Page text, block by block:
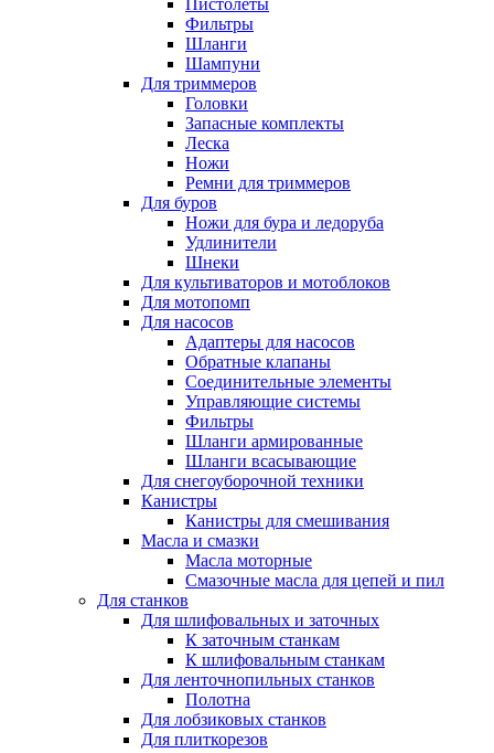
Пистолеты
Фильтры
Шланги
Шампуни
Для триммеров
Головки
Запасные комплекты
Леска
Ножи
Ремни для триммеров
Для буров
Ножи для бура и ледоруба
Удлинители
Шнеки
Для культиваторов и мотоблоков
Для мотопомп
Для насосов
Адаптеры для насосов
Обратные клапаны
Соединительные элементы
Управляющие системы
Фильтры
Шланги армированные
Шланги всасывающие
Для снегоуборочной техники
Канистры
Канистры для смешивания
Масла и смазки
Масла моторные
Смазочные масла для цепей и пил
Для станков
Для шлифовальных и заточных
К заточным станкам
К шлифовальным станкам
Для ленточнопильных станков
Полотна
Для лобзиковых станков
Для плиткорезов